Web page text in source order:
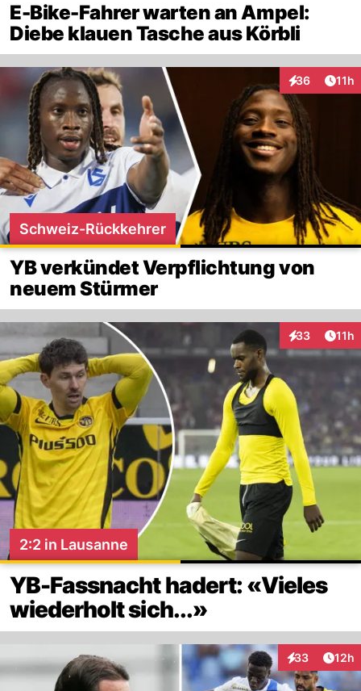
E-Bike-Fahrer warten an Ampel:
Diebe klauen Tasche aus Körbli
36
Interaktionen
11h
Schweiz-Rückkehrer
YB verkündet Verpflichtung von
neuem Stürmer
33
Interaktionen
11h
2:2 in Lausanne
YB-Fassnacht hadert: «Vieles
wiederholt sich...»
33
Interaktionen
12h